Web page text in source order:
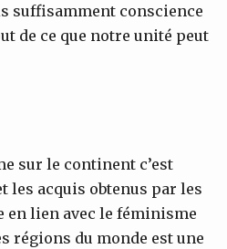
suffisamment conscience
de ce que notre unité peut
sur le continent c’est
les acquis obtenus par les
en lien avec le féminisme
régions du monde est une